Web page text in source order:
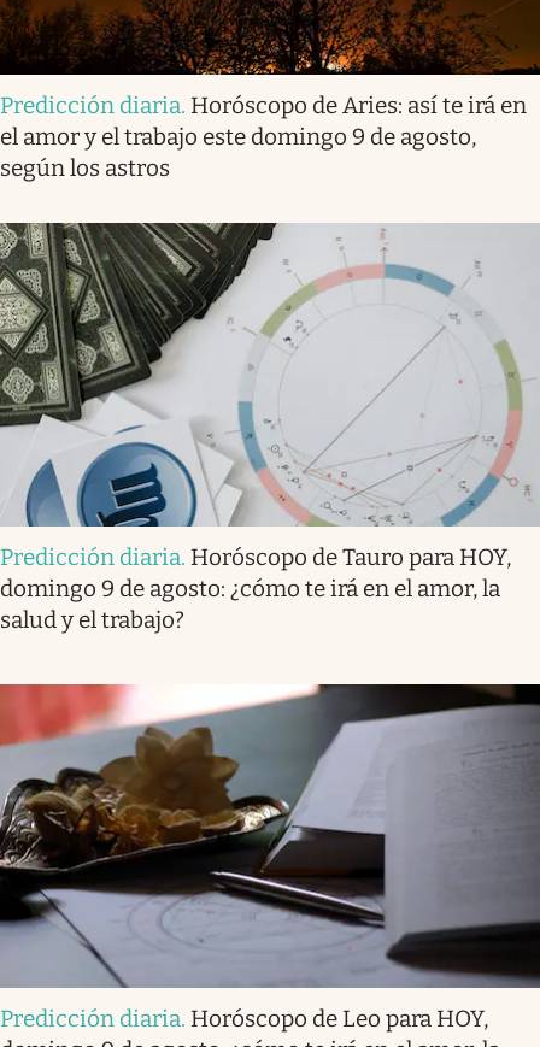
Predicción diaria. Horóscopo de Aries: así te irá en
el amor y el trabajo este domingo 9 de agosto,
según los astros
Predicción diaria. Horóscopo de Tauro para HOY,
domingo 9 de agosto: ¿cómo te irá en el amor, la
salud y el trabajo?
Predicción diaria. Horóscopo de Leo para HOY,